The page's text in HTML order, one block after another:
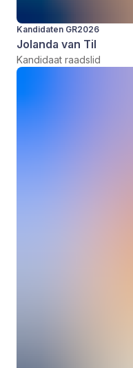
Kandidaten GR2026
Jolanda van Til
Kandidaat raadslid